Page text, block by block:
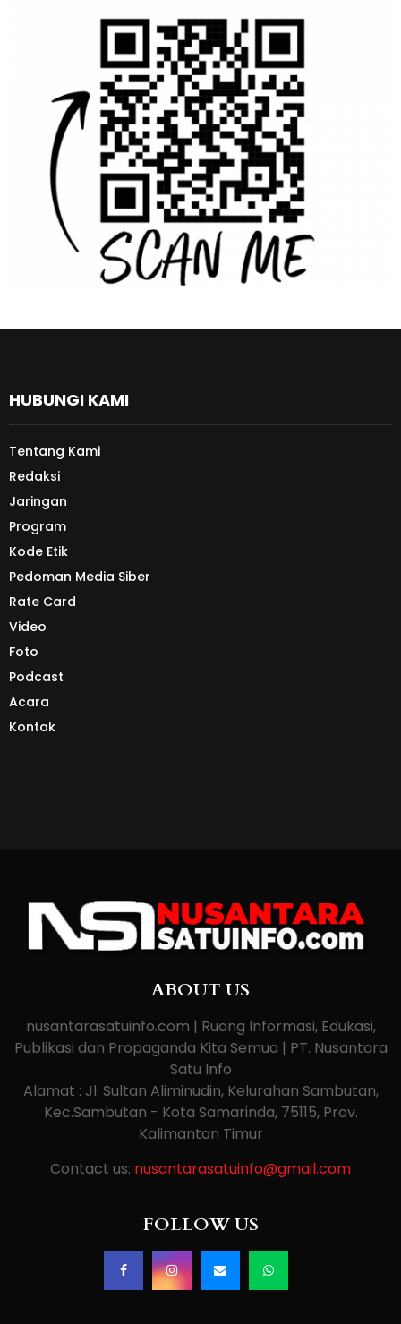
HUBUNGI KAMI
Tentang Kami
Redaksi
Jaringan
Program
Kode Etik
Pedoman Media Siber
Rate Card
Video
Foto
Podcast
Acara
Kontak
ABOUT US
nusantarasatuinfo.com | Ruang Informasi, Edukasi,
Publikasi dan Propaganda Kita Semua | PT. Nusantara
Satu Info
Alamat : Jl. Sultan Aliminudin, Kelurahan Sambutan,
Kec.Sambutan - Kota Samarinda, 75115, Prov.
Kalimantan Timur
Contact us: nusantarasatuinfo@gmail.com
FOLLOW US